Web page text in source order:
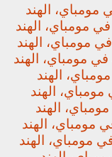
الهند
مومباي، الهند
مومباي، الهند
مومباي، الهند
الهند
الهند
الهند
مومباي، الهند
مومباي، الهند